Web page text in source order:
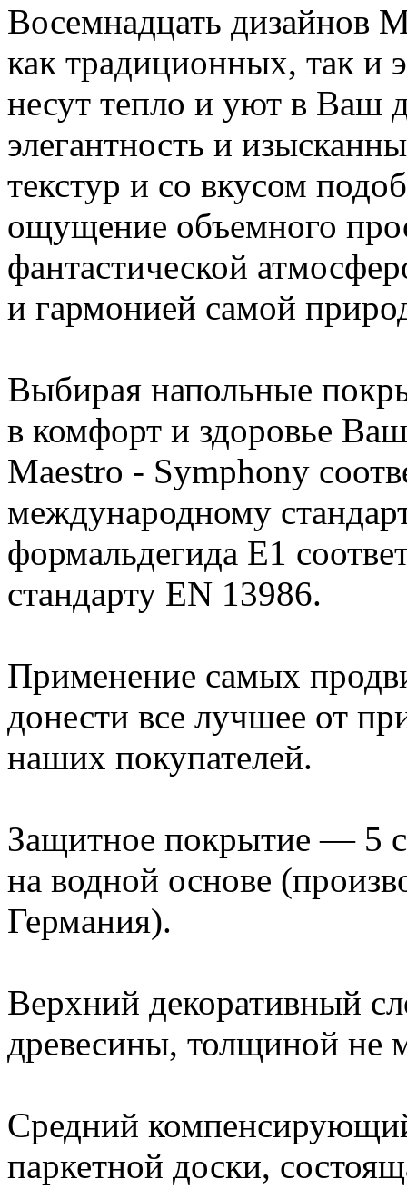
Восемнадцать дизайнов
как традиционных, так и
несут тепло и уют в Ваш
элегантность и
текстур и со вкусом
ощущение объемного
фантастической
и гармонией самой
Выбирая напольные
в комфорт и здоровье
Maestro - Symphony
международному
формальдегида Е1
стандарту EN 13986.
Применение самых
донести все лучшее от
наших покупателей.
Защитное покрытие — 5
на водной основе
Германия).
Верхний декоративный
древесины, толщиной не
Средний
паркетной доски,